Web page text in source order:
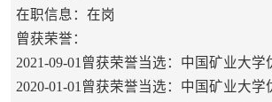
在职信息：在岗
曾获荣誉：
2021-09-01曾获荣誉当选：中国矿业大学
2020-01-01曾获荣誉当选：中国矿业大学